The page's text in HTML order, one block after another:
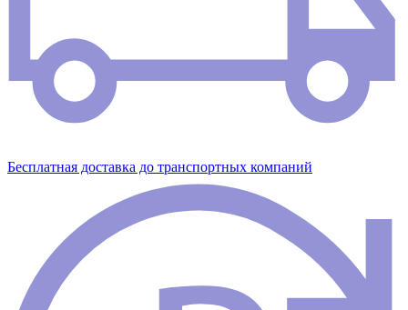
Бесплатная доставка до транспортных компаний